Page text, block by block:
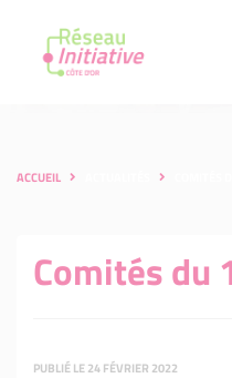
ACCUEIL
Comités du
PUBLIÉ LE 24 FÉVRIER 2022